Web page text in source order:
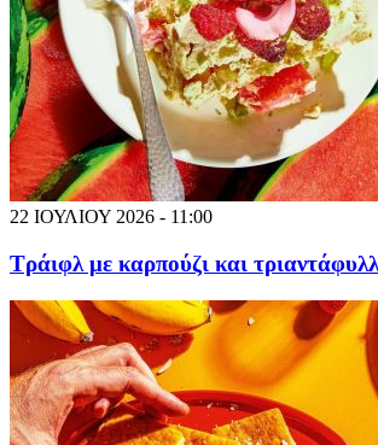
22 ΙΟΥΛΙΟΥ 2026 - 11:00
Τράιφλ με καρπούζι και